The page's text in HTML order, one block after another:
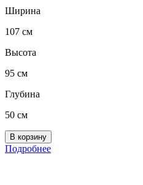
Ширина
107 см
Высота
95 см
Глубина
50 см
Подробнее